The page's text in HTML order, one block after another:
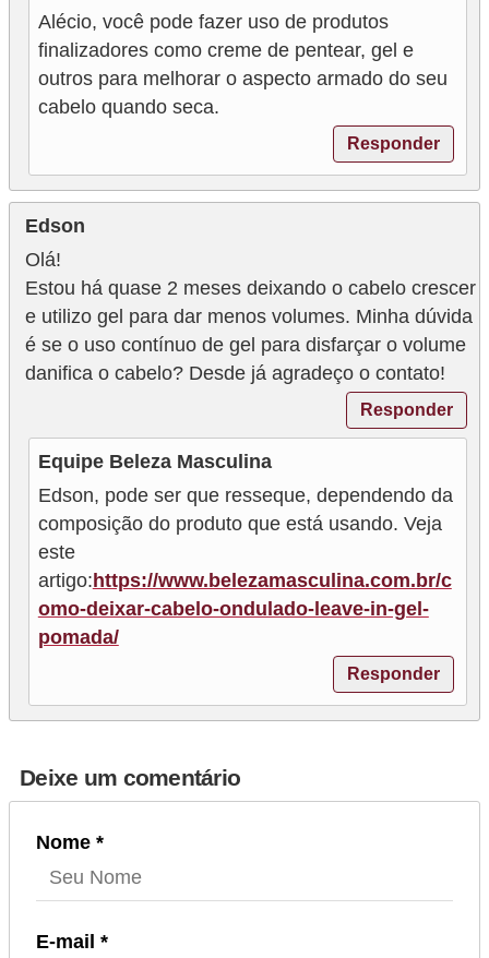
Alécio, você pode fazer uso de produtos
finalizadores como creme de pentear, gel e
outros para melhorar o aspecto armado do seu
cabelo quando seca.
Responder
Edson
Olá!
Estou há quase 2 meses deixando o cabelo crescer
e utilizo gel para dar menos volumes. Minha dúvida
é se o uso contínuo de gel para disfarçar o volume
danifica o cabelo? Desde já agradeço o contato!
Responder
Equipe Beleza Masculina
Edson, pode ser que resseque, dependendo da
composição do produto que está usando. Veja
este
artigo:https://www.belezamasculina.com.br/c
omo-deixar-cabelo-ondulado-leave-in-gel-
pomada/
Responder
Deixe um comentário
Nome *
E-mail *